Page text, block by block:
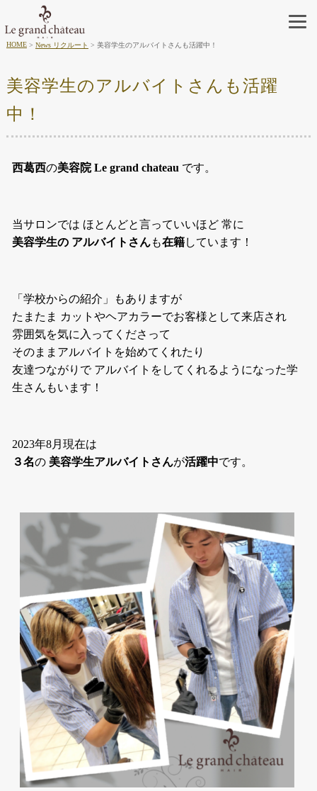
HOME News リクルート 美容学生のアルバイトさんも活躍中！
美容学生のアルバイトさんも活躍
中！
西葛西の美容院 Le grand chateau です。
当サロンでは ほとんどと言っていいほど 常に
美容学生の アルバイトさんも在籍しています！
「学校からの紹介」もありますが
たまたま カットやヘアカラーでお客様として来店され
雰囲気を気に入ってくださって
そのままアルバイトを始めてくれたり
友達つながりで アルバイトをしてくれるようになった学
生さんもいます！
2023年8月現在は
３名の 美容学生アルバイトさんが活躍中です。